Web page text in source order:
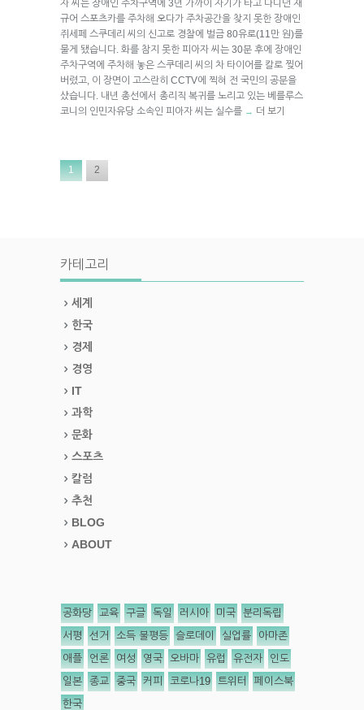
자 씨는 장애인 주차구역에 3년 가까이 자기가 타고 다니던 재
규어 스포츠카를 주차해 오다가 주차공간을 찾지 못한 장애인
쥐세페 스쿠데리 씨의 신고로 경찰에 벌금 80유로(11만 원)를
물게 됐습니다. 화를 참지 못한 피아자 씨는 30분 후에 장애인
주차구역에 주차해 놓은 스쿠데리 씨의 차 타이어를 칼로 찢어
버렸고, 이 장면이 고스란히 CCTV에 찍혀 전 국민의 공분을
샀습니다. 내년 총선에서 총리직 복귀를 노리고 있는 베를루스
코니의 인민자유당 소속인 피아자 씨는 실수를 → 더 보기
1 2
카테고리
세계
한국
경제
경영
IT
과학
문화
스포츠
칼럼
추천
BLOG
ABOUT
공화당 교육 구글 독일 러시아 미국 분리독립
서평 선거 소득 불평등 슬로데이 실업률 아마존
애플 언론 여성 영국 오바마 유럽 유전자 인도
일본 종교 중국 커피 코로나19 트위터 페이스북
한국